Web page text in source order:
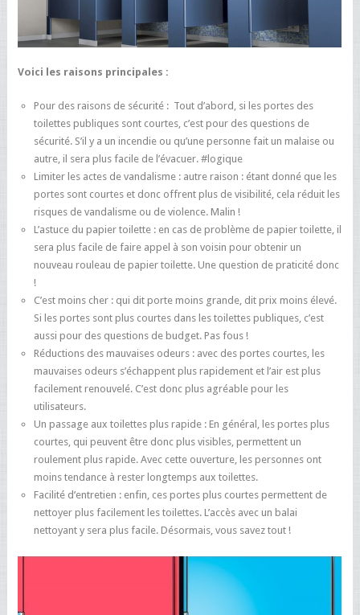
Voici les raisons principales :
Pour des raisons de sécurité : Tout d’abord, si les portes des
toilettes publiques sont courtes, c’est pour des questions de
sécurité. S’il y a un incendie ou qu’une personne fait un malaise ou
autre, il sera plus facile de l’évacuer. #logique
Limiter les actes de vandalisme : autre raison : étant donné que les
portes sont courtes et donc offrent plus de visibilité, cela réduit les
risques de vandalisme ou de violence. Malin !
L’astuce du papier toilette : en cas de problème de papier toilette, il
sera plus facile de faire appel à son voisin pour obtenir un
nouveau rouleau de papier toilette. Une question de praticité donc
!
C’est moins cher : qui dit porte moins grande, dit prix moins élevé.
Si les portes sont plus courtes dans les toilettes publiques, c’est
aussi pour des questions de budget. Pas fous !
Réductions des mauvaises odeurs : avec des portes courtes, les
mauvaises odeurs s’échappent plus rapidement et l’air est plus
facilement renouvelé. C’est donc plus agréable pour les
utilisateurs.
Un passage aux toilettes plus rapide : En général, les portes plus
courtes, qui peuvent être donc plus visibles, permettent un
roulement plus rapide. Avec cette ouverture, les personnes ont
moins tendance à rester longtemps aux toilettes.
Facilité d’entretien : enfin, ces portes plus courtes permettent de
nettoyer plus facilement les toilettes. L’accès avec un balai
nettoyant y sera plus facile. Désormais, vous savez tout !